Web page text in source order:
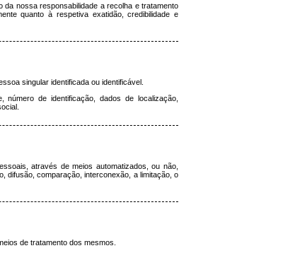
nossa responsabilidade a recolha e tratamento
quanto à respetiva exatidão, credibilidade e
singular identificada ou identificável.
de identificação, dados de localização,
através de meios automatizados, ou não,
difusão, comparação, interconexão, a limitação, o
de tratamento dos mesmos.